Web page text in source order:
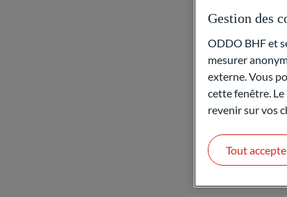
Gestion des
ODDO BHF et
mesurer
externe. Vous
cette fenêtre.
revenir sur vos
Tout